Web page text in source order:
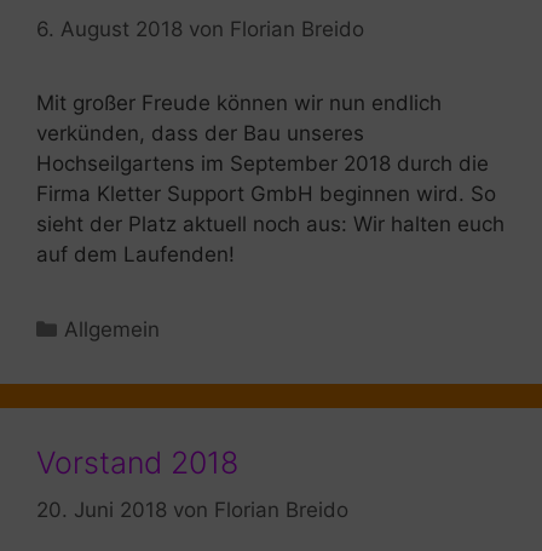
6. August 2018 von Florian Breido
Mit großer Freude können wir nun endlich
verkünden, dass der Bau unseres
Hochseilgartens im September 2018 durch die
Firma Kletter Support GmbH beginnen wird. So
sieht der Platz aktuell noch aus: Wir halten euch
auf dem Laufenden!
Kategorien
Allgemein
Vorstand 2018
20. Juni 2018 von Florian Breido